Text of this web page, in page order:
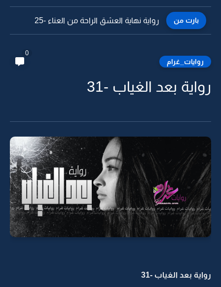
بارت من رواية نهاية العشق الراحة من العناء -24
روايات_غرام
0
رواية بعد الغياب -31
رواية بعد الغياب -31